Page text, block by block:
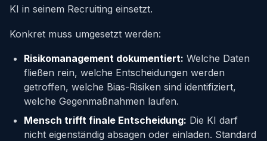
KI in seinem Recruiting einsetzt.
Konkret muss umgesetzt werden:
Risikomanagement dokumentiert: Welche Daten
fließen rein, welche Entscheidungen werden
getroffen, welche Bias-Risiken sind identifiziert,
welche Gegenmaßnahmen laufen.
Mensch trifft finale Entscheidung: Die KI darf
nicht eigenständig absagen oder einladen. Standard